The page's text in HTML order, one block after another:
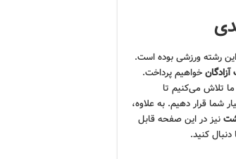
این رشته ورزشی بوده است.
خواهیم پرداخت.
تلاش می‌کنیم تا
شما قرار دهیم. به علاوه،
نیز در این صفحه قابل
دنبال کنید.